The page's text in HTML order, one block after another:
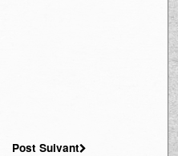
Post Suivant